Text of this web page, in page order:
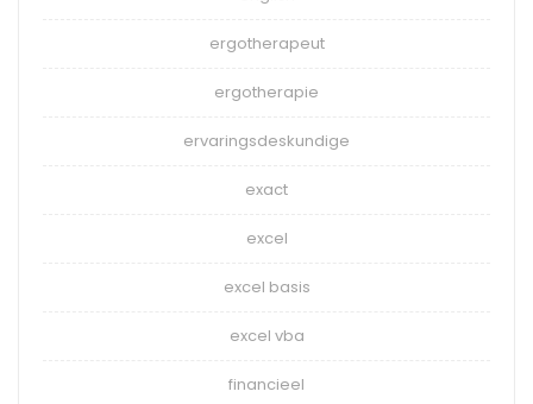
ergotherapeut
ergotherapie
ervaringsdeskundige
exact
excel
excel basis
excel vba
financieel